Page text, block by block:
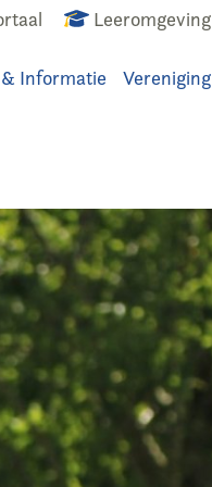
Leeromgeving
Informatie Vereniging